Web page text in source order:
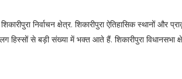
निर्वाचन क्षेत्र. शिकारीपुरा ऐतिहासिक स्थानों
हिस्सों से बड़ी संख्या में भक्त आते हैं. शिकारीपुरा